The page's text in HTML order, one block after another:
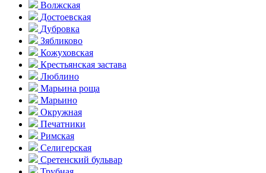
Волжская
Достоевская
Дубровка
Зябликово
Кожуховская
Крестьянская застава
Люблино
Марьина роща
Марьино
Окружная
Печатники
Римская
Селигерская
Сретенский бульвар